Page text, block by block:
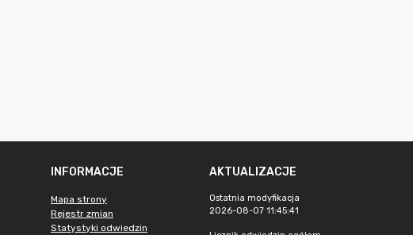
INFORMACJE
Mapa strony
Rejestr zmian
Statystyki odwiedzin
AKTUALIZACJE
Ostatnia modyfikacja
2026-08-07 11:45:41